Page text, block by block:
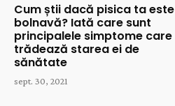
Cum știi dacă pisica ta este
bolnavă? Iată care sunt
principalele simptome care
trădează starea ei de
sănătate
sept. 30, 2021